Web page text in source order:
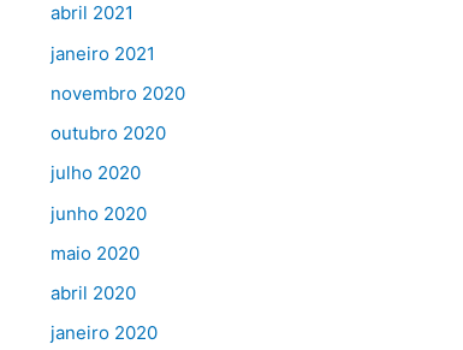
abril 2021
janeiro 2021
novembro 2020
outubro 2020
julho 2020
junho 2020
maio 2020
abril 2020
janeiro 2020